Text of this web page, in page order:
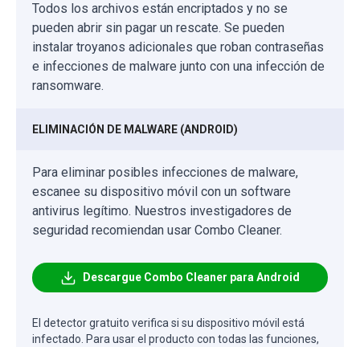
Todos los archivos están encriptados y no se
pueden abrir sin pagar un rescate. Se pueden
instalar troyanos adicionales que roban contraseñas
e infecciones de malware junto con una infección de
ransomware.
ELIMINACIÓN DE MALWARE (ANDROID)
Para eliminar posibles infecciones de malware,
escanee su dispositivo móvil con un software
antivirus legítimo. Nuestros investigadores de
seguridad recomiendan usar Combo Cleaner.
Descargue Combo Cleaner para Android
El detector gratuito verifica si su dispositivo móvil está
infectado. Para usar el producto con todas las funciones,